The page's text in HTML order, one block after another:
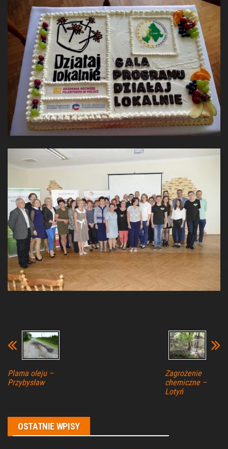
Plama oleju –
Przybysław
Zagrożenie
chemiczne –
Lotyń
OSTATNIE WPISY